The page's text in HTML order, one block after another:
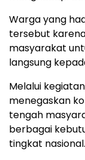
Warga yang
tersebut
masyarakat
langsung
Melalui
menegaskan
tengah
berbagai
tingkat nasional.